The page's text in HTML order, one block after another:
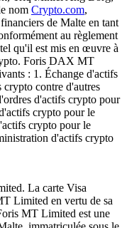
nom Crypto.com,
de Malte en tant
au règlement
qu'il est mis en œuvre à
Foris DAX MT
: 1. Échange d'actifs
contre d'autres
d'actifs crypto pour
crypto pour le
crypto pour le
d'actifs crypto
La carte Visa
Limited en vertu de sa
MT Limited est une